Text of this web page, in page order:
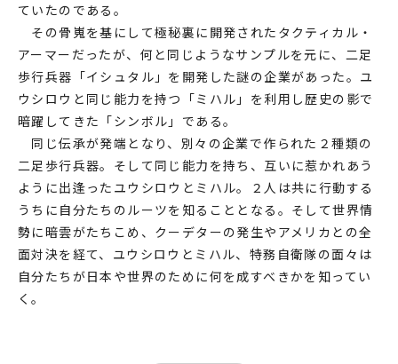
ていたのである。
その骨嵬を基にして極秘裏に開発されたタクティカル・
アーマーだったが、何と同じようなサンプルを元に、二足
歩行兵器「イシュタル」を開発した謎の企業があった。ユ
ウシロウと同じ能力を持つ「ミハル」を利用し歴史の影で
暗躍してきた「シンボル」である。
同じ伝承が発端となり、別々の企業で作られた２種類の
二足歩行兵器。そして同じ能力を持ち、互いに惹かれあう
ように出逢ったユウシロウとミハル。２人は共に行動する
うちに自分たちのルーツを知ることとなる。そして世界情
勢に暗雲がたちこめ、クーデターの発生やアメリカとの全
面対決を経て、ユウシロウとミハル、特務自衛隊の面々は
自分たちが日本や世界のために何を成すべきかを知ってい
く。